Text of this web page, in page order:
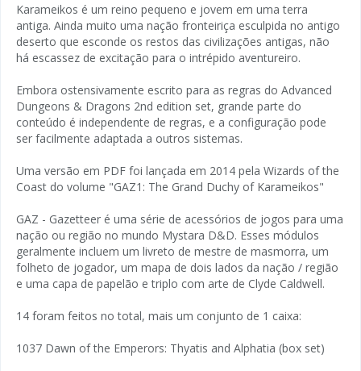
Karameikos é um reino pequeno e jovem em uma terra
antiga. Ainda muito uma nação fronteiriça esculpida no antigo
deserto que esconde os restos das civilizações antigas, não
há escassez de excitação para o intrépido aventureiro.
Embora ostensivamente escrito para as regras do Advanced
Dungeons & Dragons 2nd edition set, grande parte do
conteúdo é independente de regras, e a configuração pode
ser facilmente adaptada a outros sistemas.
Uma versão em PDF foi lançada em 2014 pela Wizards of the
Coast do volume "GAZ1: The Grand Duchy of Karameikos"
GAZ - Gazetteer é uma série de acessórios de jogos para uma
nação ou região no mundo Mystara D&D. Esses módulos
geralmente incluem um livreto de mestre de masmorra, um
folheto de jogador, um mapa de dois lados da nação / região
e uma capa de papelão e triplo com arte de Clyde Caldwell.
14 foram feitos no total, mais um conjunto de 1 caixa:
1037 Dawn of the Emperors: Thyatis and Alphatia (box set)